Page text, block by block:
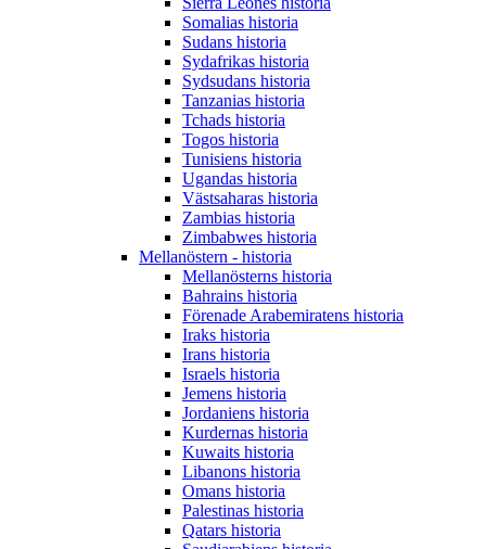
Somalias historia
Sudans historia
Sydafrikas historia
Sydsudans historia
Tanzanias historia
Tchads historia
Togos historia
Tunisiens historia
Ugandas historia
Västsaharas historia
Zambias historia
Zimbabwes historia
Mellanöstern - historia
Mellanösterns historia
Bahrains historia
Förenade Arabemiratens historia
Iraks historia
Irans historia
Israels historia
Jemens historia
Jordaniens historia
Kurdernas historia
Kuwaits historia
Libanons historia
Omans historia
Palestinas historia
Qatars historia